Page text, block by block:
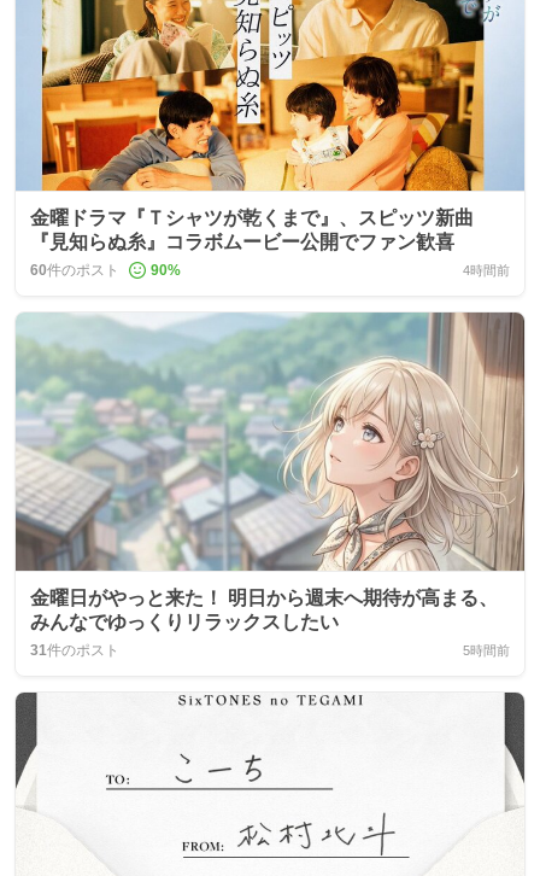
金曜ドラマ『Ｔシャツが乾くまで』、スピッツ新曲
『見知らぬ糸』コラボムービー公開でファン歓喜
60件のポスト 90% 4時間前
金曜日がやっと来た！ 明日から週末へ期待が高まる、
みんなでゆっくりリラックスしたい
31件のポスト 5時間前